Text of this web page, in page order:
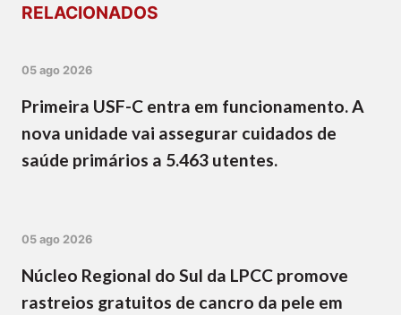
RELACIONADOS
05 ago 2026
Primeira USF-C entra em funcionamento. A
nova unidade vai assegurar cuidados de
saúde primários a 5.463 utentes.
05 ago 2026
Núcleo Regional do Sul da LPCC promove
rastreios gratuitos de cancro da pele em